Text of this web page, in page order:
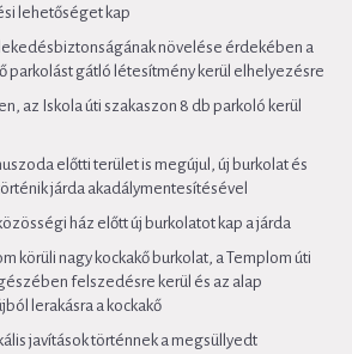
lehetőséget kap
növelése érdekében a
gátló létesítmény kerül elhelyezésre
az Iskola úti szakaszon 8 db parkoló kerül
előtti terület is megújul, új burkolat és
járda akadálymentesítésével
ház előtt új burkolatot kap a járda
körüli nagy kockakő burkolat, a Templom úti
felszedésre kerül és az alap
lerakásra a kockakő
javítások történnek a megsüllyedt